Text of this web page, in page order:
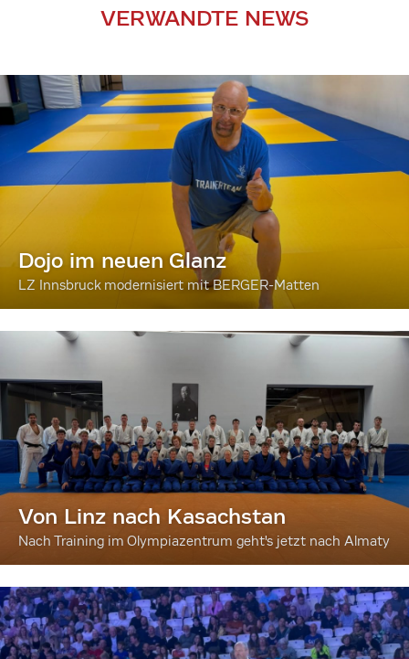
VERWANDTE NEWS
Dojo im neuen Glanz
LZ Innsbruck modernisiert mit BERGER-Matten
Von Linz nach Kasachstan
Nach Training im Olympiazentrum geht's jetzt nach Almaty